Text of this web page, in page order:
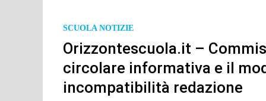
SCUOLA NOTIZIE
Orizzontescuola.it –
circolare informativa e il
incompatibilità redazione